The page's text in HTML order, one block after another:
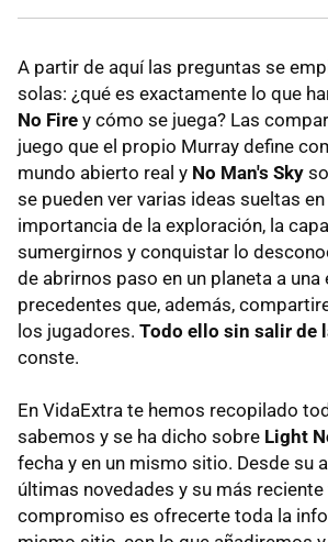
A partir de aquí las preguntas se
solas: ¿qué es exactamente lo que
No Fire y cómo se juega? Las
juego que el propio Murray define
mundo abierto real y No Man's Sky
se pueden ver varias ideas sueltas
importancia de la exploración, la
sumergirnos y conquistar lo
de abrirnos paso en un planeta a una
precedentes que, además,
los jugadores. Todo ello sin salir de
conste.
En VidaExtra te hemos recopilado
sabemos y se ha dicho sobre Light
fecha y en un mismo sitio. Desde su
últimas novedades y su más
compromiso es ofrecerte toda la